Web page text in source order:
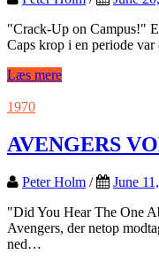
"Crack-Up on Campus!"
Caps krop i en periode
Læs mere
1970
AVENGERS
Peter Holm / June
"Did You Hear The One
Avengers, der netop
ned…